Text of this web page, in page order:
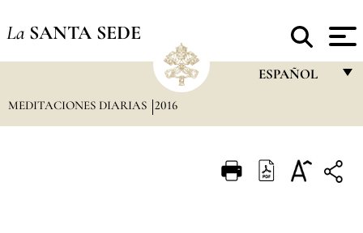
La SANTA SEDE
ESPAÑOL
ITALIANO
MEDITACIONES DIARIAS 2016